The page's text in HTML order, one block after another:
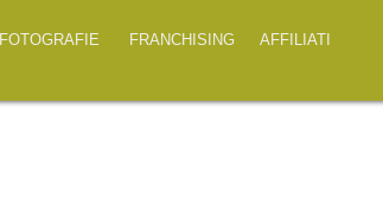
FOTOGRAFIE FRANCHISING AFFILIATI